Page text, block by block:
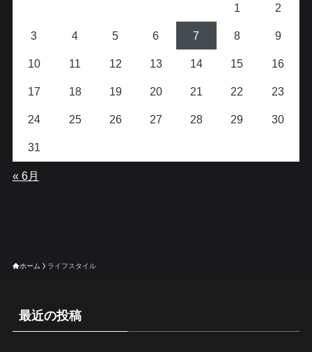
1 2
3 4 5 6 7 8 9
10 11 12 13 14 15 16
17 18 19 20 21 22 23
24 25 26 27 28 29 30
31
« 6月
ホーム ライフスタイル
最近の投稿